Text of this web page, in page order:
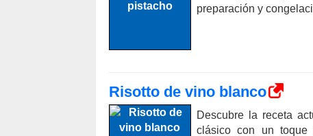
preparación y
Risotto de vino blanco
Descubre la receta
clásico con un toque